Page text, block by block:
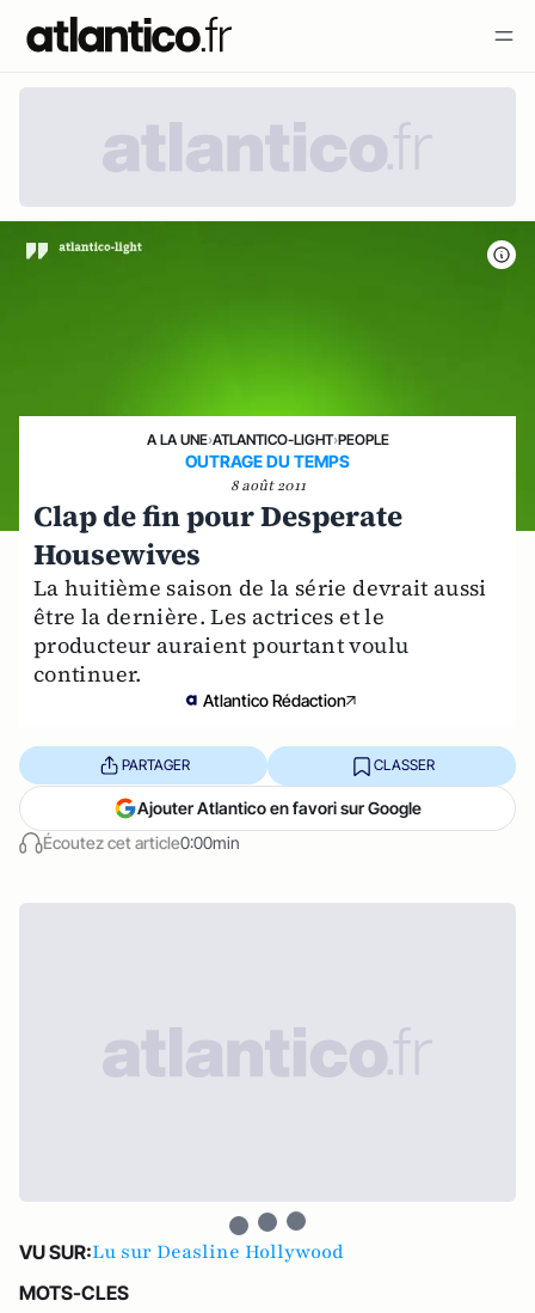
A LA UNE›ATLANTICO-LIGHT›PEOPLE
OUTRAGE DU TEMPS
8 août 2011
Clap de fin pour Desperate
Housewives
La huitième saison de la série devrait aussi
être la dernière. Les actrices et le
producteur auraient pourtant voulu
continuer.
Atlantico Rédaction
Écoutez cet article0:00min
PARTAGER CLASSER
Ajouter Atlantico en favori sur Google
VU SUR:Lu sur Deasline Hollywood
MOTS-CLES